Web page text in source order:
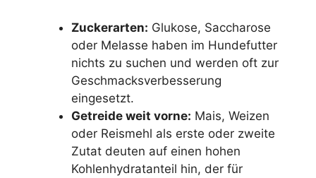
Zuckerarten: Glukose, Saccharose
oder Melasse haben im Hundefutter
nichts zu suchen und werden oft zur
Geschmacksverbesserung
eingesetzt.
Getreide weit vorne: Mais, Weizen
oder Reismehl als erste oder zweite
Zutat deuten auf einen hohen
Kohlenhydratanteil hin, der für